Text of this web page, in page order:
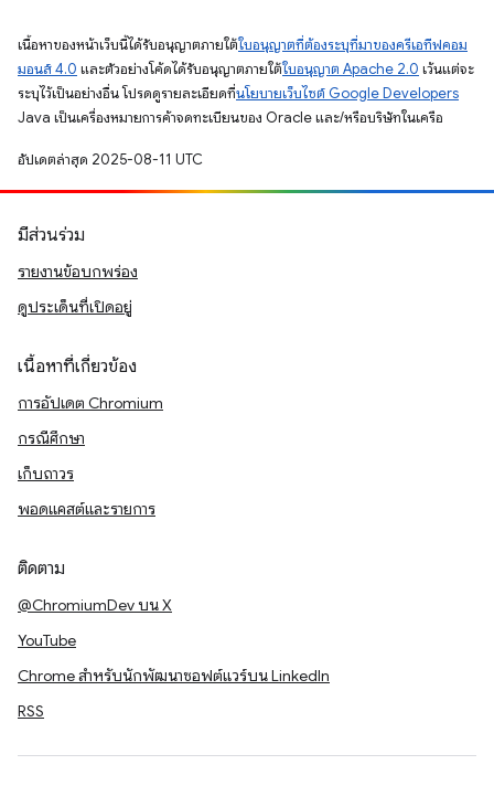
เนื้อหาของหน้าเว็บนี้ได้รับอนุญาตภายใต้ใบอนุญาตที่ต้องระบุที่มาของครีเอทีฟคอม
มอนส์ 4.0 และตัวอย่างโค้ดได้รับอนุญาตภายใต้ใบอนุญาต Apache 2.0 เว้นแต่จะ
ระบุไว้เป็นอย่างอื่น โปรดดูรายละเอียดที่นโยบายเว็บไซต์ Google Developers
Java เป็นเครื่องหมายการค้าจดทะเบียนของ Oracle และ/หรือบริษัทในเครือ
อัปเดตล่าสุด 2025-08-11 UTC
มีส่วนร่วม
รายงานข้อบกพร่อง
ดูประเด็นที่เปิดอยู่
เนื้อหาที่เกี่ยวข้อง
การอัปเดต Chromium
กรณีศึกษา
เก็บถาวร
พอดแคสต์และรายการ
ติดตาม
@ChromiumDev บน X
YouTube
Chrome สำหรับนักพัฒนาซอฟต์แวร์บน LinkedIn
RSS